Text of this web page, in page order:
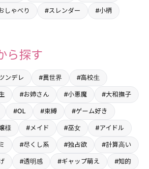
しゃべり #スレンダー #小柄
ら探す
ンデレ #異世界 #高校生
#お姉さん #小悪魔 #大和撫子
#OL #束縛 #ゲーム好き
様 #メイド #巫女 #アイドル
#尽くし系 #独占欲 #計算高い
#透明感 #ギャップ萌え #知的